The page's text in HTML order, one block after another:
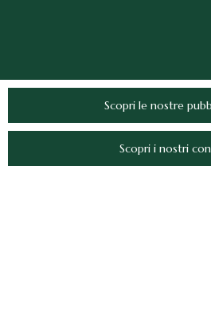
Scopri le nostre
Scopri i nostri